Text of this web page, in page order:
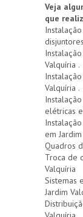
Veja
que
Valquíria .
Valquíria .
elétricas
em
Quadros
Troca de
Valquíria
Sistemas
Jardim